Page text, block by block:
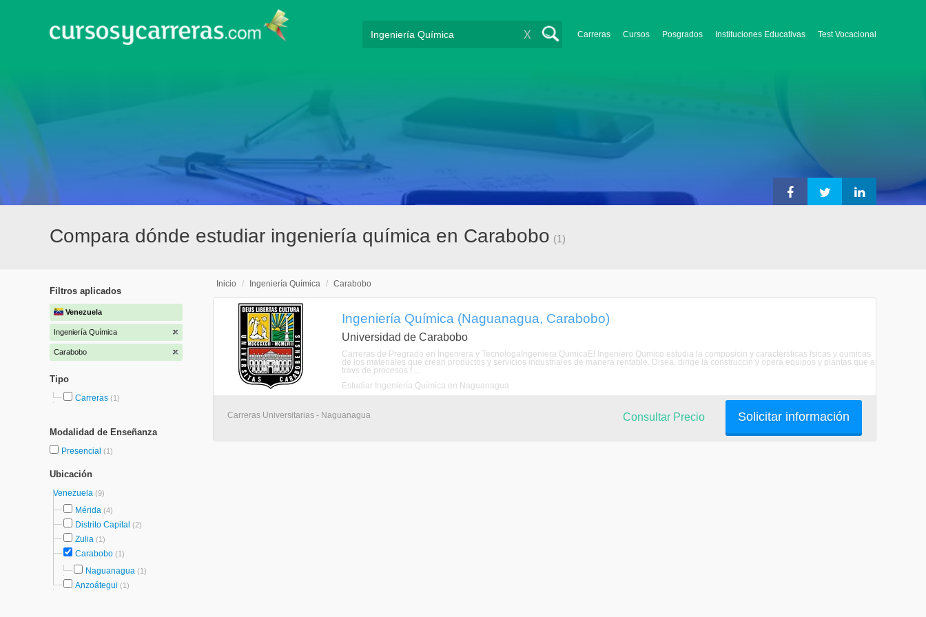
Carreras Cursos Posgrados Instituciones Educativas Test Vocacional
X
Compara dónde estudiar ingeniería química en Carabobo (1)
Filtros aplicados
Venezuela
Ingeniería Química
Carabobo
Tipo
Carreras (1)
Modalidad de Enseñanza
Presencial (1)
Ubicación
Venezuela (9)
Mérida (4)
Distrito Capital (2)
Zulia (1)
Carabobo (1)
Naguanagua (1)
Anzoátegui (1)
Inicio / Ingeniería Química / Carabobo
Ingeniería Química (Naguanagua, Carabobo)
Universidad de Carabobo
Carreras de Pregrado en Ingeniera y TecnologaIngeniera QumicaEl Ingeniero Qumico estudia la composicin y caractersticas fsicas y qumicas
de los materiales que crean productos y servicios industriales de manera rentable. Disea, dirige la construccin y opera equipos y plantas que a
travs de procesos f ...
Estudiar Ingeniería Química en Naguanagua
Carreras Universitarias - Naguanagua Solicitar información
Consultar Precio